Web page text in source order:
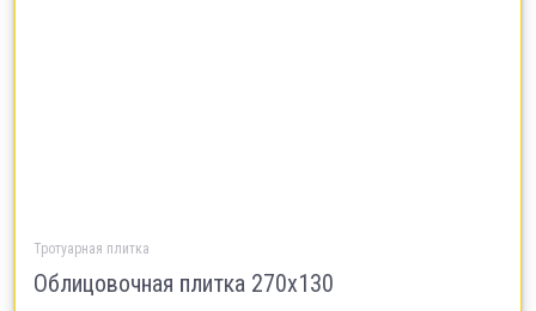
Тротуарная плитка
Облицовочная плитка 270х130